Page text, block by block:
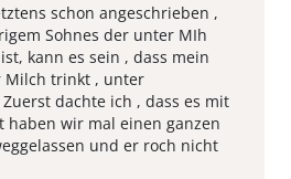
schon angeschrieben ,
Sohnes der unter MIh
kann es sein , dass mein
Milch trinkt , unter
dachte ich , dass es mit
haben wir mal einen ganzen
und er roch nicht